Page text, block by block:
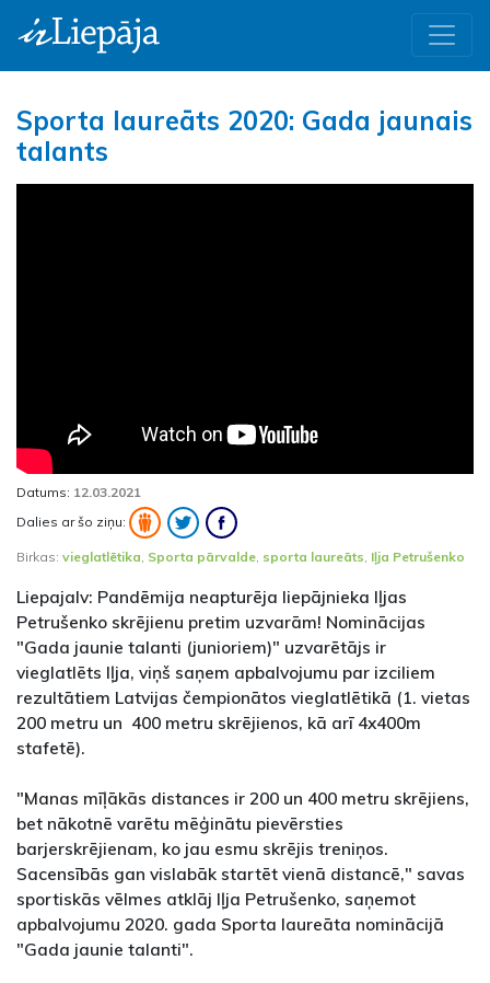
Sporta laureāts 2020: Gada jaunais
talants
Datums: 12.03.2021
Dalies ar šo ziņu:
Birkas: vieglatlētika Sporta pārvalde sporta laureāts Iļja Petrušenko
Liepajalv: Pandēmija neapturēja liepājnieka Iļjas
Petrušenko skrējienu pretim uzvarām! Nominācijas
"Gada jaunie talanti (junioriem)" uzvarētājs ir
vieglatlēts Iļja, viņš saņem apbalvojumu par izciliem
rezultātiem Latvijas čempionātos vieglatlētikā (1. vietas
200 metru un 400 metru skrējienos, kā arī 4x400m
stafetē).
"Manas mīļākās distances ir 200 un 400 metru skrējiens,
bet nākotnē varētu mēģinātu pievērsties
barjerskrējienam, ko jau esmu skrējis treniņos.
Sacensībās gan vislabāk startēt vienā distancē," savas
sportiskās vēlmes atklāj Iļja Petrušenko, saņemot
apbalvojumu 2020. gada Sporta laureāta nominācijā
"Gada jaunie talanti".